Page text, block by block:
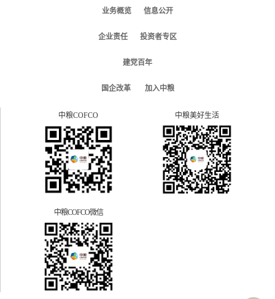
业务概览 信息公开
企业责任 投资者专区
建党百年
国企改革 加入中粮
中粮COFCO 中粮美好生活
中粮COFCO微信